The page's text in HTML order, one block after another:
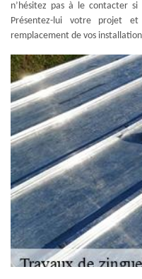
n’hésitez pas à le contacter
Présentez-lui votre projet
remplacement de vos